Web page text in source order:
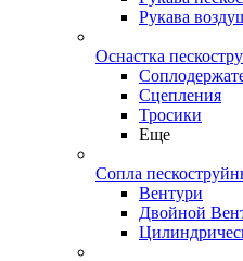
Рукава
Оснастка
Сцепления
Тросики
Еще
Сопла
Вентури
Двойной